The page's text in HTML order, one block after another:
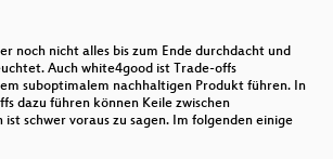
noch nicht alles bis zum Ende durchdacht und
Auch white4good ist Trade-offs
suboptimalem nachhaltigen Produkt führen. In
dazu führen können Keile zwischen
schwer voraus zu sagen. Im folgenden einige